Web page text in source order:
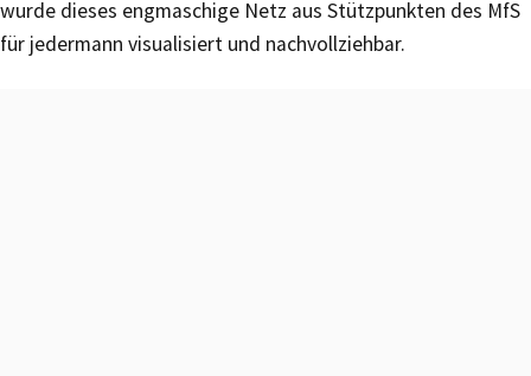
wurde dieses engmaschige Netz aus Stützpunkten des MfS
für jedermann visualisiert und nachvollziehbar.